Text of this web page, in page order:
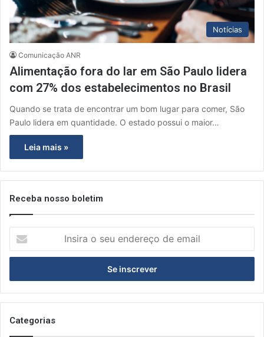
Notícias
Comunicação ANR
Alimentação fora do lar em São Paulo lidera
com 27% dos estabelecimentos no Brasil
Quando se trata de encontrar um bom lugar para comer, São
Paulo lidera em quantidade. O estado possui o maior…
Leia mais »
Receba nosso boletim
s
r
a
s
Categorias